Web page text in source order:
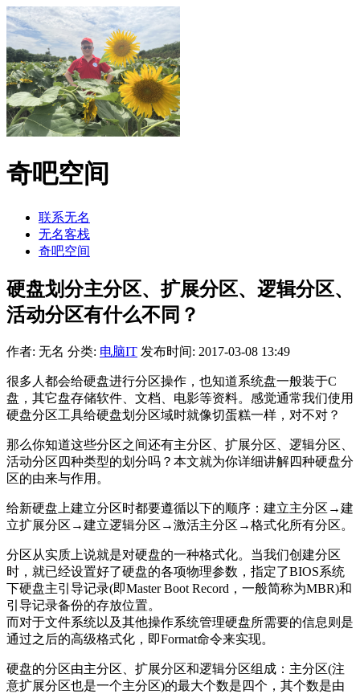
奇吧空间
联系无名
无名客栈
奇吧空间
硬盘划分主分区、扩展分区、逻辑分区、
活动分区有什么不同？
作者: 无名 分类: 电脑IT 发布时间: 2017-03-08 13:49
很多人都会给硬盘进行分区操作，也知道系统盘一般装于C
盘，其它盘存储软件、文档、电影等资料。感觉通常我们使用
硬盘分区工具给硬盘划分区域时就像切蛋糕一样，对不对？
那么你知道这些分区之间还有主分区、扩展分区、逻辑分区、
活动分区四种类型的划分吗？本文就为你详细讲解四种硬盘分
区的由来与作用。
给新硬盘上建立分区时都要遵循以下的顺序：建立主分区→建
立扩展分区→建立逻辑分区→激活主分区→格式化所有分区。
分区从实质上说就是对硬盘的一种格式化。当我们创建分区
时，就已经设置好了硬盘的各项物理参数，指定了BIOS系统
下硬盘主引导记录(即Master Boot Record，一般简称为MBR)和
引导记录备份的存放位置。
而对于文件系统以及其他操作系统管理硬盘所需要的信息则是
通过之后的高级格式化，即Format命令来实现。
硬盘的分区由主分区、扩展分区和逻辑分区组成：主分区(注
意扩展分区也是一个主分区)的最大个数是四个，其个数是由